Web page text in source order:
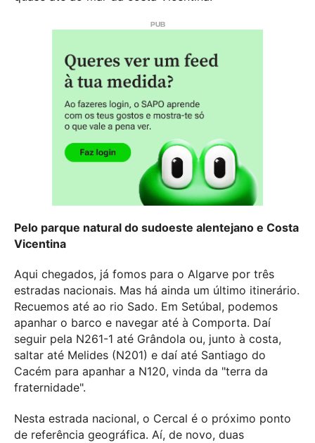
Pelo parque natural do sudoeste alentejano e Costa
Vicentina
Aqui chegados, já fomos para o Algarve por três
estradas nacionais. Mas há ainda um último itinerário.
Recuemos até ao rio Sado. Em Setúbal, podemos
apanhar o barco e navegar até à Comporta. Daí
seguir pela N261-1 até Grândola ou, junto à costa,
saltar até Melides (N201) e daí até Santiago do
Cacém para apanhar a N120, vinda da "terra da
fraternidade".
Nesta estrada nacional, o Cercal é o próximo ponto
de referência geográfica. Aí, de novo, duas